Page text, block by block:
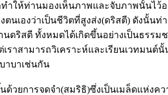
ให้ท่านมองเห็นภาพและจับภาพนั้นไว้อ
นเองว่าเป็นชีวิตที่สูงส่ง(ดริสตี) ดังนั้น
ดริสตี ทั้งหมดได้เกิดขึ้นอย่างเป็นธรรม
เราสามารถวิเคราะห์และเรียนเวทมนต์
าบาเช่นกัน
ด้วยการจดจำ(สมริธิ)ซึ่งเป็นเมล็ดแห่ง